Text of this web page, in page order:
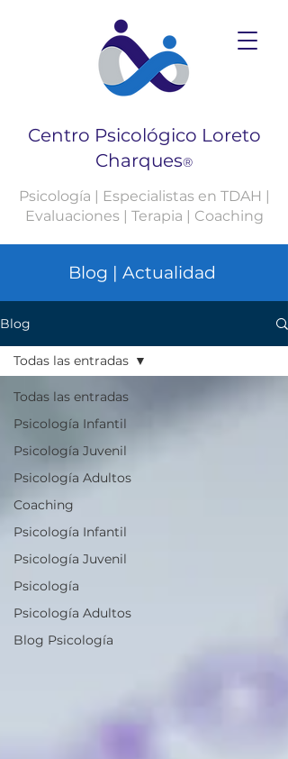
Centro Psicológico Loreto
Charques®
Psicología | Especialistas en TDAH |
Evaluaciones | Terapia | Coaching
Blog | Actualidad
Blog
Todas las entradas
Psicología Infantil
Psicología Juvenil
Psicología Adultos
Coaching
Psicología Infantil
Psicología Juvenil
Psicología
Psicología Adultos
Blog Psicología
Todas las entradas